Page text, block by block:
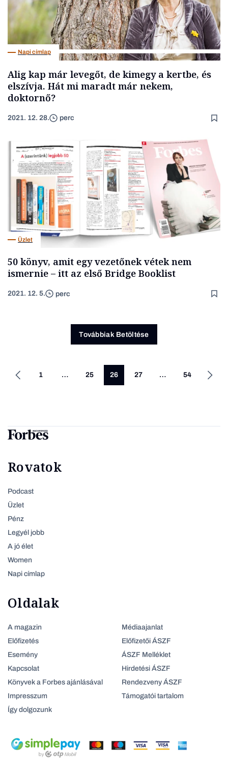
Napi címlap
Alig kap már levegőt, de kimegy a kertbe, és
elszívja. Hát mi maradt már nekem,
doktornő?
2021. 12. 28. perc
Üzlet
50 könyv, amit egy vezetőnek vétek nem
ismernie – itt az első Bridge Booklist
2021. 12. 5. perc
Továbbiak Betöltése
1 … 25 26 27 … 54
Rovatok
Podcast
Üzlet
Pénz
Legyél jobb
A jó élet
Women
Napi címlap
Oldalak
A magazin
Előfizetés
Esemény
Kapcsolat
Könyvek a Forbes ajánlásával
Impresszum
Így dolgozunk
Médiaajanlat
Előfizetői ÁSZF
ÁSZF Melléklet
Hirdetési ÁSZF
Rendezveny ÁSZF
Támogatói tartalom